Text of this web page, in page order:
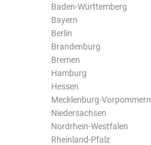
Baden-Württemberg
Bayern
Berlin
Brandenburg
Bremen
Hamburg
Hessen
Mecklenburg-Vorpommern
Niedersachsen
Nordrhein-Westfalen
Rheinland-Pfalz